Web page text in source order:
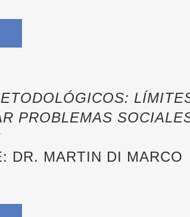
PROBLEMAS
DR. MARTIN DI MARCO